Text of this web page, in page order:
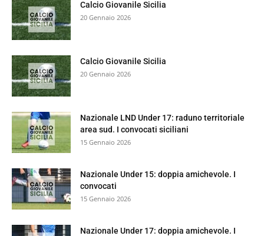
Calcio Giovanile Sicilia
20 Gennaio 2026
Calcio Giovanile Sicilia
20 Gennaio 2026
Nazionale LND Under 17: raduno territoriale
area sud. I convocati siciliani
15 Gennaio 2026
Nazionale Under 15: doppia amichevole. I
convocati
15 Gennaio 2026
Nazionale Under 17: doppia amichevole. I